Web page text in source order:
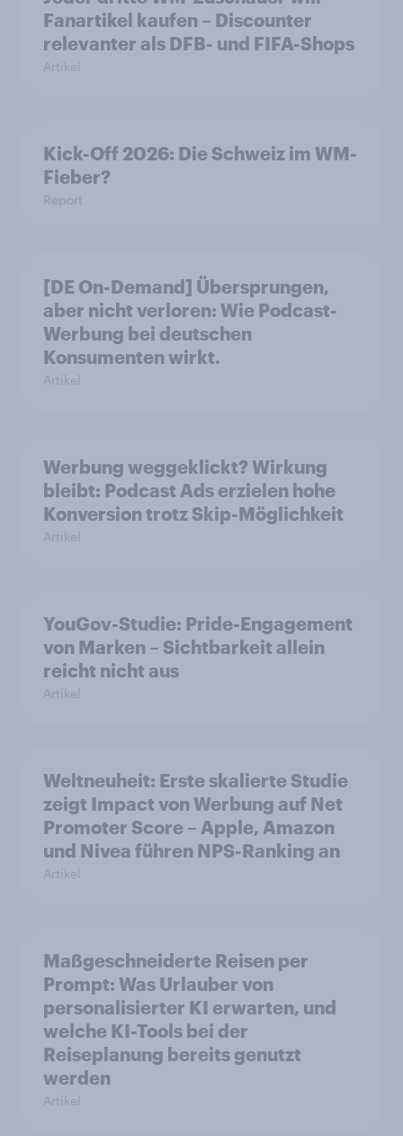
Fanartikel kaufen – Discounter
relevanter als DFB- und FIFA-Shops
Artikel
Kick-Off 2026: Die Schweiz im WM-
Fieber?​
Report
[DE On-Demand] Übersprungen,
aber nicht verloren: Wie Podcast-
Werbung bei deutschen
Konsumenten wirkt.
Artikel
Werbung weggeklickt? Wirkung
bleibt: Podcast Ads erzielen hohe
Konversion trotz Skip-Möglichkeit
Artikel
YouGov-Studie: Pride-Engagement
von Marken – Sichtbarkeit allein
reicht nicht aus
Artikel
Weltneuheit: Erste skalierte Studie
zeigt Impact von Werbung auf Net
Promoter Score – Apple, Amazon
und Nivea führen NPS-Ranking an
Artikel
Maßgeschneiderte Reisen per
Prompt: Was Urlauber von
personalisierter KI erwarten, und
welche KI-Tools bei der
Reiseplanung bereits genutzt
werden
Artikel